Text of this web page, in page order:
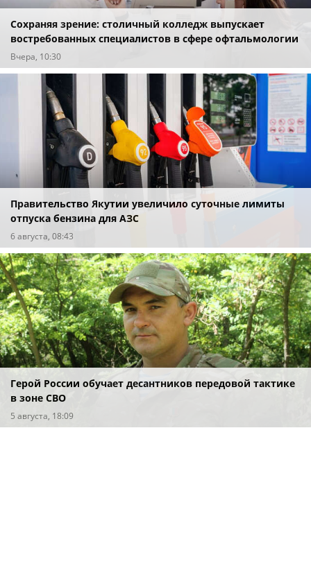
Сохраняя зрение: столичный колледж выпускает
востребованных специалистов в сфере офтальмологии
Вчера, 10:30
Правительство Якутии увеличило суточные лимиты
отпуска бензина для АЗС
6 августа, 08:43
Герой России обучает десантников передовой тактике
в зоне СВО
5 августа, 18:09